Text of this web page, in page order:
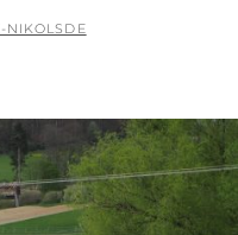
NIKOLSDE